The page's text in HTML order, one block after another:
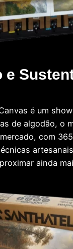
e
é um
de algodão, o
com
ainda